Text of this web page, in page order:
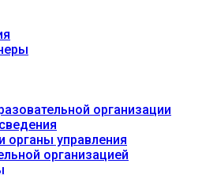
организации
органы управления
организацией